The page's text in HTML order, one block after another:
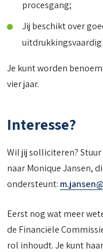
procesgang;
Jij beschikt over
Je kunt worden
vier jaar.
Interesse?
Wil jij solliciteren?
naar Monique Jansen,
ondersteunt:
Eerst nog wat meer
de Financiële
rol inhoudt. Je kunt